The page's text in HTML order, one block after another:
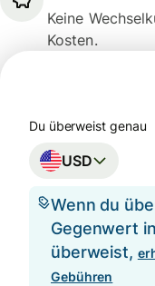
Keine
Kosten.
Du überweist genau
USD
Wenn du
Gegenwert
überweist,
Gebühren